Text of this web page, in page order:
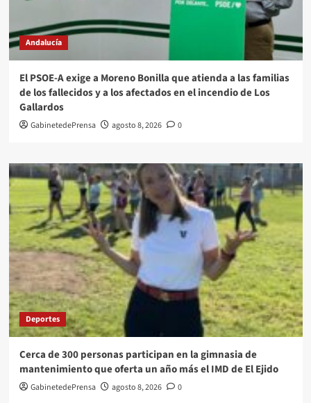
Andalucía
El PSOE-A exige a Moreno Bonilla que atienda a las familias
de los fallecidos y a los afectados en el incendio de Los
Gallardos
GabinetedePrensa agosto 8, 2026 0
Deportes
Cerca de 300 personas participan en la gimnasia de
mantenimiento que oferta un año más el IMD de El Ejido
GabinetedePrensa agosto 8, 2026 0